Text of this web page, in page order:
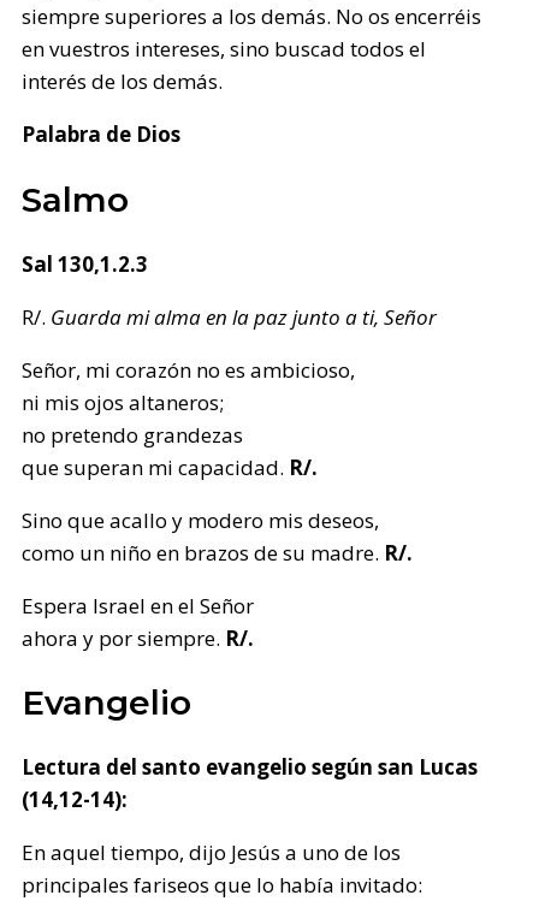
siempre superiores a los demás. No os encerréis
en vuestros intereses, sino buscad todos el
interés de los demás.
Palabra de Dios
Salmo
Sal 130,1.2.3
R/. Guarda mi alma en la paz junto a ti, Señor
Señor, mi corazón no es ambicioso,
ni mis ojos altaneros;
no pretendo grandezas
que superan mi capacidad. R/.
Sino que acallo y modero mis deseos,
como un niño en brazos de su madre. R/.
Espera Israel en el Señor
ahora y por siempre. R/.
Evangelio
Lectura del santo evangelio según san Lucas
(14,12-14):
En aquel tiempo, dijo Jesús a uno de los
principales fariseos que lo había invitado: